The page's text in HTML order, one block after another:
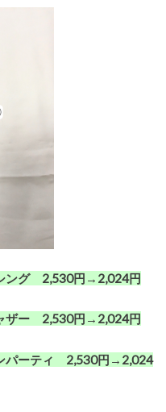
ング 2,530円→2,024円
ザー 2,530円→2,024円
パーティ 2,530円→2,024